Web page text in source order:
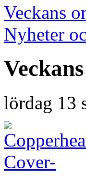
Veckans
Nyheter
lördag 13